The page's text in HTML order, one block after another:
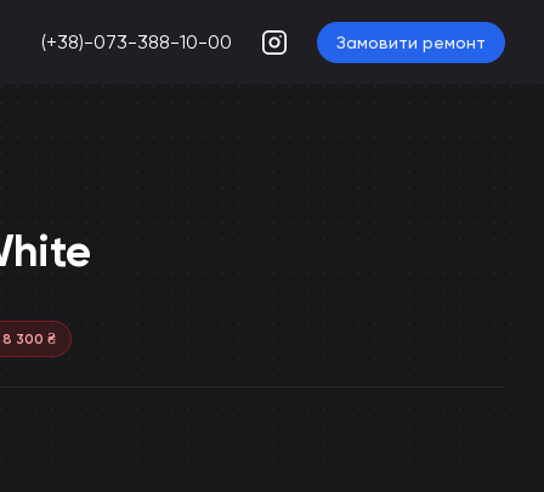
(+38)-073-388-10-00 Замовити ремонт
8 300 ₴